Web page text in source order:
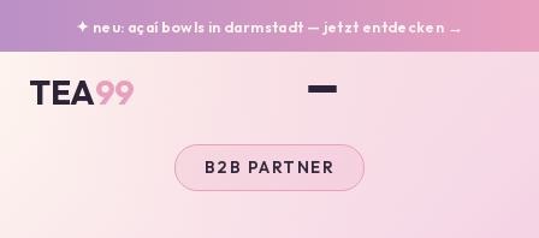
✦ neu: açaí bowls in darmstadt — jetzt entdecken →
TEA99
B2B PARTNER